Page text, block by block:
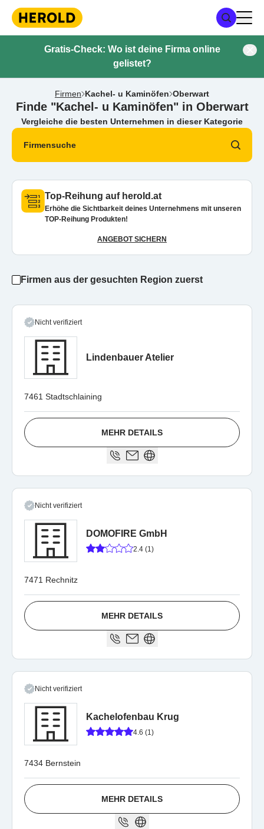
Gratis-Check: Wo ist deine Firma online
gelistet?
Firmen Kachel- u Kaminöfen Oberwart
Finde "Kachel- u Kaminöfen" in Oberwart
Vergleiche die besten Unternehmen in dieser Kategorie
Firmensuche
Top-Reihung auf herold.at
Erhöhe die Sichtbarkeit deines Unternehmens mit unseren
TOP-Reihung Produkten!
ANGEBOT SICHERN
Firmen aus der gesuchten Region zuerst
Nicht verifiziert
Lindenbauer Atelier
7461 Stadtschlaining
MEHR DETAILS
Nicht verifiziert
DOMOFIRE GmbH
2.4 (1)
7471 Rechnitz
MEHR DETAILS
Nicht verifiziert
Kachelofenbau Krug
4.6 (1)
7434 Bernstein
MEHR DETAILS